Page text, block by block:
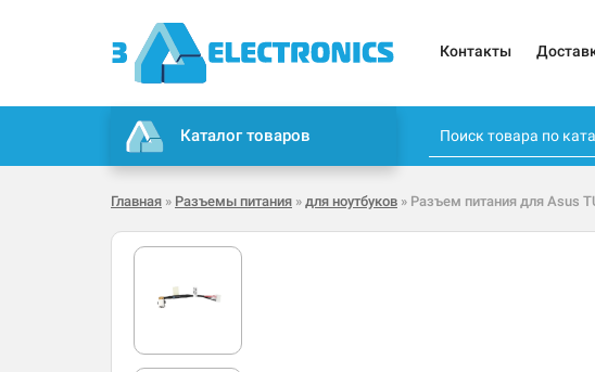
Контакты
Каталог товаров
Главная » Разъемы питания » для ноутбуков » Разъем питания для Asus